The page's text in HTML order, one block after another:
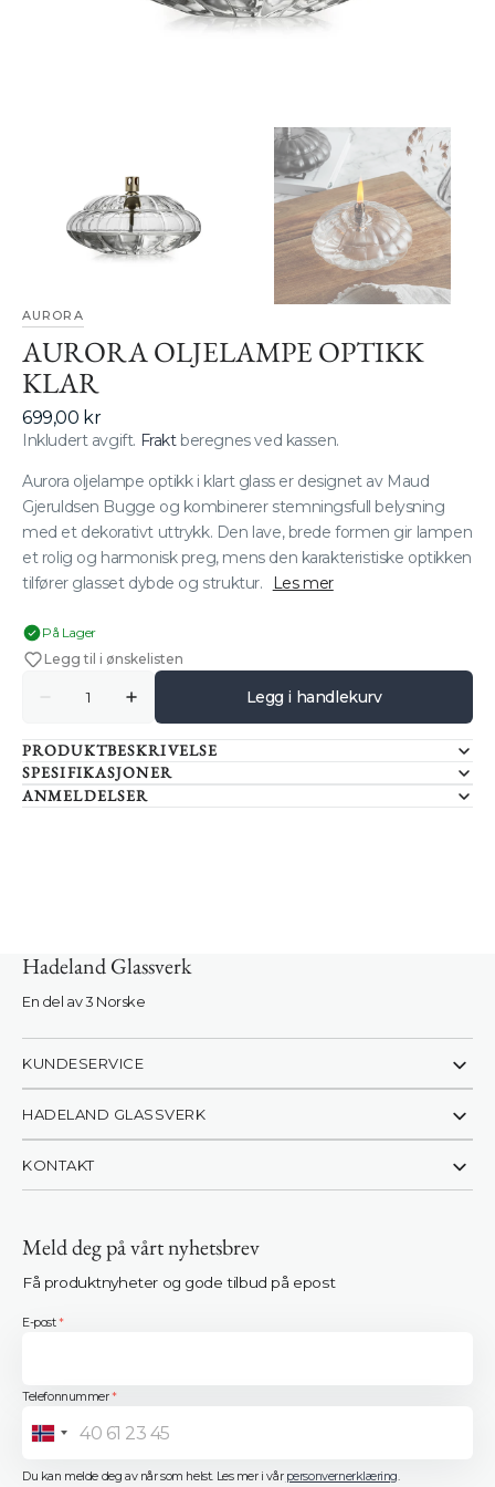
gallerivisning
AURORA
AURORA OLJELAMPE OPTIKK
KLAR
Vanlig
pris
699,00 kr
Inkludert avgift. Fraktberegnes ved kassen.
Aurora oljelampe optikk i klart glass er designet av Maud
Gjeruldsen Bugge og kombinerer stemningsfull belysning
med et dekorativt uttrykk. Den lave, brede formen gir lampen
et rolig og harmonisk preg, mens den karakteristiske optikken
tilfører glasset dybde og struktur.
Les mer
På Lager
for
AURORA
OLJELAMPE
OPTIKK
KLAR
Øk
antallet
for
AURORA
OLJELAMPE
OPTIKK
KLAR
Legg i handlekurv
Legg til i ønskelisten
PRODUKTBESKRIVELSE
SPESIFIKASJONER
ANMELDELSER
Hadeland Glassverk
En del av 3 Norske
KUNDESERVICE
HADELAND GLASSVERK
KONTAKT
Meld deg på vårt nyhetsbrev
Få produktnyheter og gode tilbud på epost
E-post*
Telefonnummer*
Norway
Du kan melde deg av når som helst. Les mer i vår personvernerklæring.
ønskelisten din og se tidligere lagrede varer.